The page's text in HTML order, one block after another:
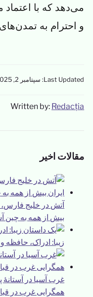
می‌دهد که با اعتماد
و احترام به
Last Updated: سپتامبر 2, 2025
Written by: Redacția
مقالات اخیر
آتش در خلیج فارس،
بیش از همه به چین
زیبا: ادراک، حافظه
غرب آسیا در آستانهٔ
همگرایی غرب در